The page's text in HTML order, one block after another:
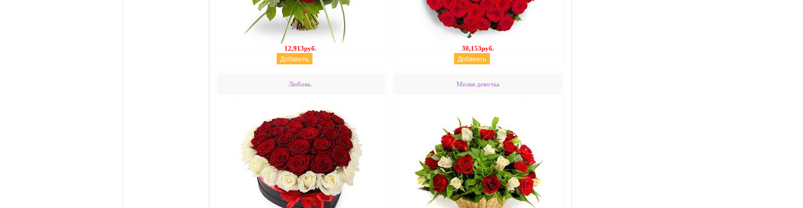
12,913руб. 30,153руб.
Любовь. Милая девочка